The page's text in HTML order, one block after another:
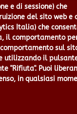
e di sessione) che
del sito web e
Italia) che
il comportamento
sul
utilizzando il
"Rifiuta". Puoi
in qualsiasi